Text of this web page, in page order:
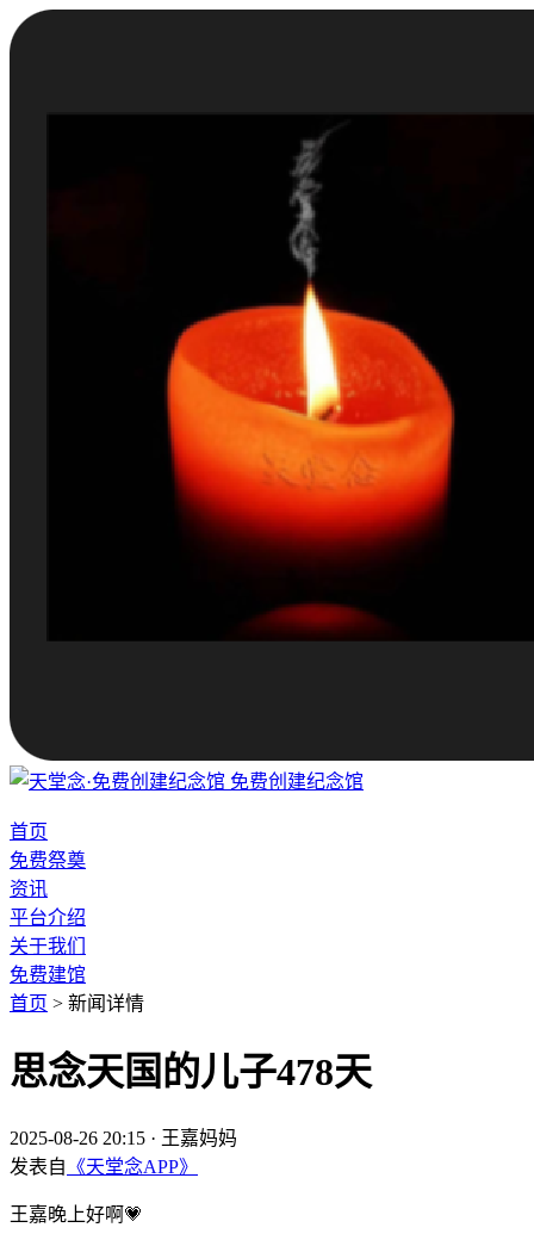
免费创建纪念馆
首页
免费祭奠
资讯
平台介绍
关于我们
免费建馆
首页 > 新闻详情
思念天国的儿子478天
2025-08-26 20:15 · 王嘉妈妈
发表自 《天堂念APP》
王嘉晚上好啊💗